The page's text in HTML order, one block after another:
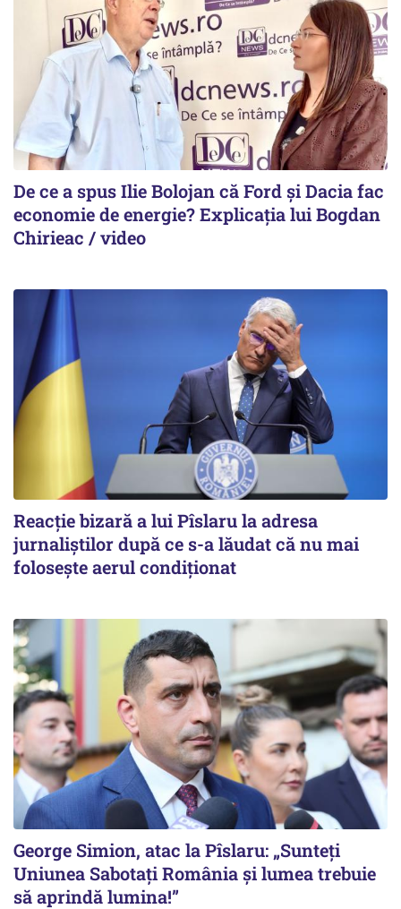
De ce a spus Ilie Bolojan că Ford și Dacia fac
economie de energie? Explicația lui Bogdan
Chirieac / video
Reacție bizară a lui Pîslaru la adresa
jurnaliștilor după ce s-a lăudat că nu mai
folosește aerul condiționat
George Simion, atac la Pîslaru: „Sunteți
Uniunea Sabotați România și lumea trebuie
să aprindă lumina!”